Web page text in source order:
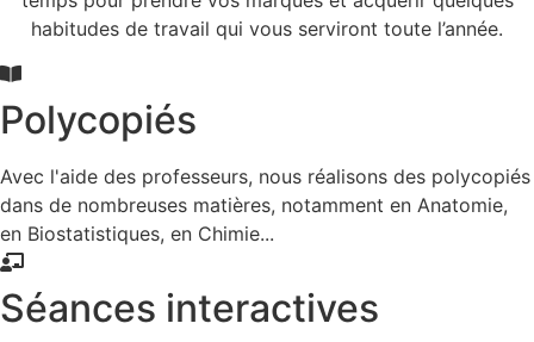
habitudes de travail qui vous serviront toute l’année.
Polycopiés
Avec l'aide des professeurs, nous réalisons des polycopiés
dans de nombreuses matières, notamment en Anatomie,
en Biostatistiques, en Chimie...
Séances interactives